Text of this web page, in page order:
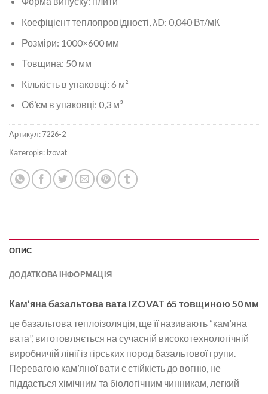
Коефіцієнт теплопровідності, λD: 0,040 Вт/мК
Розміри: 1000×600 мм
Товщина: 50 мм
Кількість в упаковці: 6 м²
Об’єм в упаковці: 0,3 м³
Артикул:7226-2
Категорія:Izovat
ОПИС
ДОДАТКОВА ІНФОРМАЦІЯ
Кам’яна базальтова вата IZOVAT 65 товщиною 50 мм
це базальтова теплоізоляція, ще її називають “кам’яна
вата”, виготовляється на сучасній високотехнологічній
виробничій лінії із гірських пород базальтової групи.
Перевагою кам’яної вати є стійкість до вогню, не
піддається хімічним та біологічним чинникам, легкий